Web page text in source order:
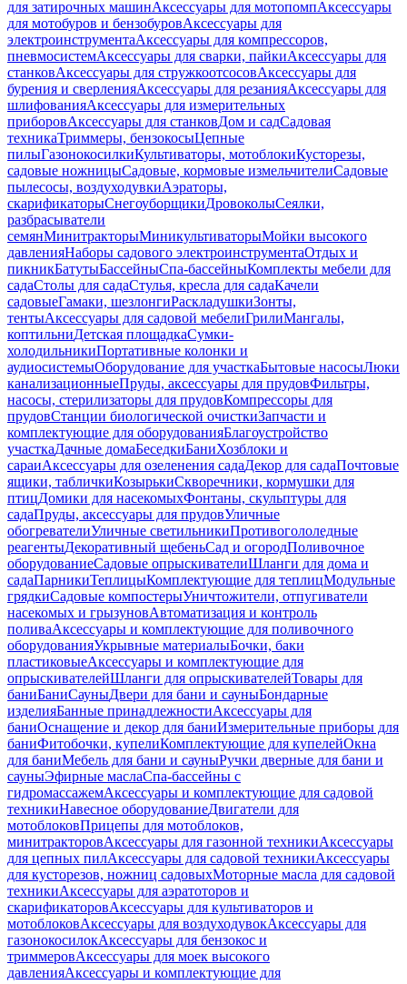
для затирочных машинАксессуары для мотопомпАксессуары
для мотобуров и бензобуровАксессуары для
электроинструментаАксессуары для компрессоров,
пневмосистемАксессуары для сварки, пайкиАксессуары для
станковАксессуары для стружкоотсосовАксессуары для
бурения и сверленияАксессуары для резанияАксессуары для
шлифованияАксессуары для измерительных
приборовАксессуары для станковДом и садСадовая
техникаТриммеры, бензокосыЦепные
пилыГазонокосилкиКультиваторы, мотоблокиКусторезы,
садовые ножницыСадовые, кормовые измельчителиСадовые
пылесосы, воздуходувкиАэраторы,
скарификаторыСнегоуборщикиДровоколыСеялки,
разбрасыватели
семянМинитракторыМиникультиваторыМойки высокого
давленияНаборы садового электроинструментаОтдых и
пикникБатутыБассейныСпа-бассейныКомплекты мебели для
садаСтолы для садаСтулья, кресла для садаКачели
садовыеГамаки, шезлонгиРаскладушкиЗонты,
тентыАксессуары для садовой мебелиГрилиМангалы,
коптильниДетская площадкаСумки-
холодильникиПортативные колонки и
аудиосистемыОборудование для участкаБытовые насосыЛюки
канализационныеПруды, аксессуары для прудовФильтры,
насосы, стерилизаторы для прудовКомпрессоры для
прудовСтанции биологической очисткиЗапчасти и
комплектующие для оборудованияБлагоустройство
участкаДачные домаБеседкиБаниХозблоки и
сараиАксессуары для озеленения садаДекор для садаПочтовые
ящики, табличкиКозырькиСкворечники, кормушки для
птицДомики для насекомыхФонтаны, скульптуры для
садаПруды, аксессуары для прудовУличные
обогревателиУличные светильникиПротивогололедные
реагентыДекоративный щебеньСад и огородПоливочное
оборудованиеСадовые опрыскивателиШланги для дома и
садаПарникиТеплицыКомплектующие для теплицМодульные
грядкиСадовые компостерыУничтожители, отпугиватели
насекомых и грызуновАвтоматизация и контроль
поливаАксессуары и комплектующие для поливочного
оборудованияУкрывные материалыБочки, баки
пластиковыеАксессуары и комплектующие для
опрыскивателейШланги для опрыскивателейТовары для
баниБаниСауныДвери для бани и сауныБондарные
изделияБанные принадлежностиАксессуары для
баниОснащение и декор для баниИзмерительные приборы для
баниФитобочки, купелиКомплектующие для купелейОкна
для баниМебель для бани и сауныРучки дверные для бани и
сауныЭфирные маслаСпа-бассейны с
гидромассажемАксессуары и комплектующие для садовой
техникиНавесное оборудованиеДвигатели для
мотоблоковПрицепы для мотоблоков,
минитракторовАксессуары для газонной техникиАксессуары
для цепных пилАксессуары для садовой техникиАксессуары
для кусторезов, ножниц садовыхМоторные масла для садовой
техникиАксессуары для аэратоторов и
скарификаторовАксессуары для культиваторов и
мотоблоковАксессуары для воздуходувокАксессуары для
газонокосилокАксессуары для бензокос и
триммеровАксессуары для моек высокого
давленияАксессуары и комплектующие для